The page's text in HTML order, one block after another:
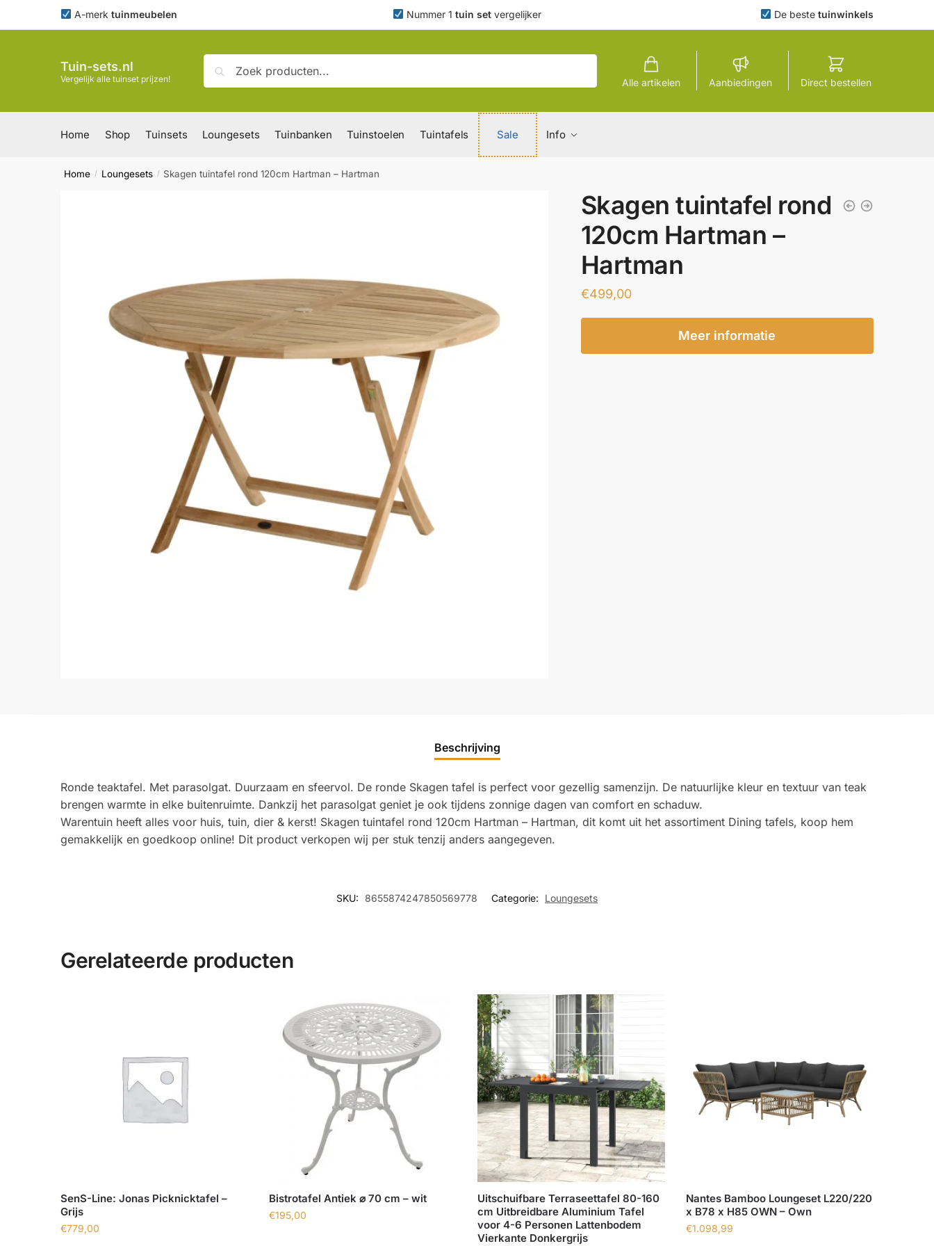
A-merk tuinmeubelen Nummer 1 tuin set vergelijker De beste tuinwinkels
Tuin-sets.nl
Vergelijk alle tuinset prijzen!
naar:
Zoeken
Alle artikelen Aanbiedingen Direct bestellen
Home Shop Tuinsets Loungesets Tuinbanken Tuinstoelen Tuintafels Sale Info
Home / Loungesets / Skagen tuintafel rond 120cm Hartman – Hartman
Skagen tuintafel rond
120cm Hartman –
Hartman
€499,00
Meer informatie
Beschrijving
Ronde teaktafel. Met parasolgat. Duurzaam en sfeervol. De ronde Skagen tafel is perfect voor gezellig samenzijn. De natuurlijke kleur en textuur van teak
brengen warmte in elke buitenruimte. Dankzij het parasolgat geniet je ook tijdens zonnige dagen van comfort en schaduw.
Warentuin heeft alles voor huis, tuin, dier & kerst! Skagen tuintafel rond 120cm Hartman – Hartman, dit komt uit het assortiment Dining tafels, koop hem
gemakkelijk en goedkoop online! Dit product verkopen wij per stuk tenzij anders aangegeven.
SKU: 8655874247850569778 Categorie: Loungesets
Gerelateerde producten
SenS-Line: Jonas Picknicktafel –
Grijs
€779,00
Bistrotafel Antiek ⌀ 70 cm – wit
€195,00
Uitschuifbare Terraseettafel 80-160
cm Uitbreidbare Aluminium Tafel
voor 4-6 Personen Lattenbodem
Vierkante Donkergrijs
Nantes Bamboo Loungeset L220/220
x B78 x H85 OWN – Own
€1.098,99